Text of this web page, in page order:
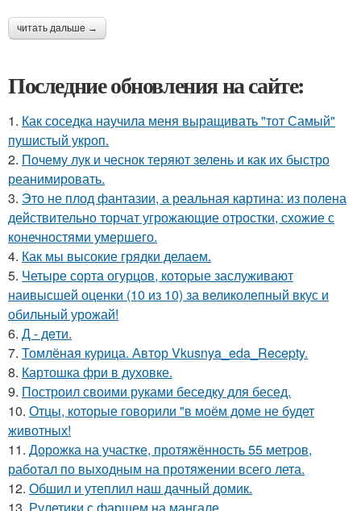
читать дальше →
Последние обновления на сайте:
1. Как соседка научила меня выращивать "тот Самый"
пушистый укроп.
2. Почему лук и чеснок теряют зелень и как их быстро
реанимировать.
3. Это не плод фантазии, а реальная картина: из полена
действительно торчат угрожающие отростки, схожие с
конечностями умершего.
4. Как мы высокие грядки делаем.
5. Четыре сорта огурцов, которые заслуживают
наивысшей оценки (10 из 10) за великолепный вкус и
обильный урожай!
6. Д - дeти.
7. Томлёная курица. Автор Vkusnya_eda_Recepty.
8. Картошка фри в духовке.
9. Построил своими руками беседку для бесед.
10. Отцы, которые говорили "в моём доме не будет
животных!
11. Дорожка на участке, протяжённость 55 метров,
работал по выходным на протяжении всего лета.
12. Обшил и утеплил наш дачный домик.
13. Рулетики с фаршем на мангале.